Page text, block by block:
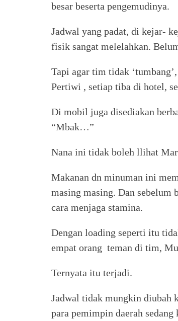
besar beserta pengemudinya.
Jadwal yang padat, di kejar-
fisik sangat melelahkan.
Tapi agar tim tidak
Pertiwi , setiap tiba di hotel,
Di mobil juga disediakan
“Mbak…”
Nana ini tidak boleh llihat
Makanan dn minuman ini
masing masing. Dan sebelum
cara menjaga stamina.
Dengan loading seperti itu
empat orang teman di tim,
Ternyata itu terjadi.
Jadwal tidak mungkin diubah
para pemimpin daerah